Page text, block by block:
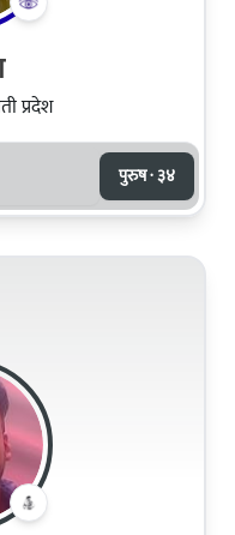
प्रदेश
पुरुष · ३४